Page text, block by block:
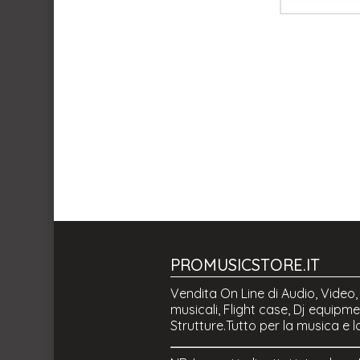
PROMUSICSTORE.IT
Vendita On Line di Audio,
musicali, Flight case, Dj
Strutture.Tutto per la musica e